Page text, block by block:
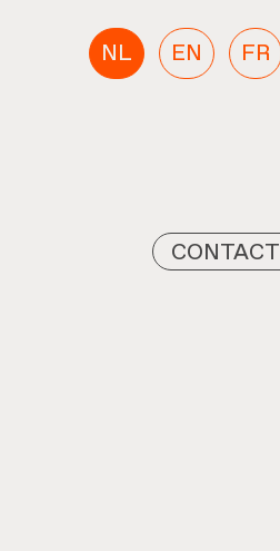
NL EN FR
CONTACT